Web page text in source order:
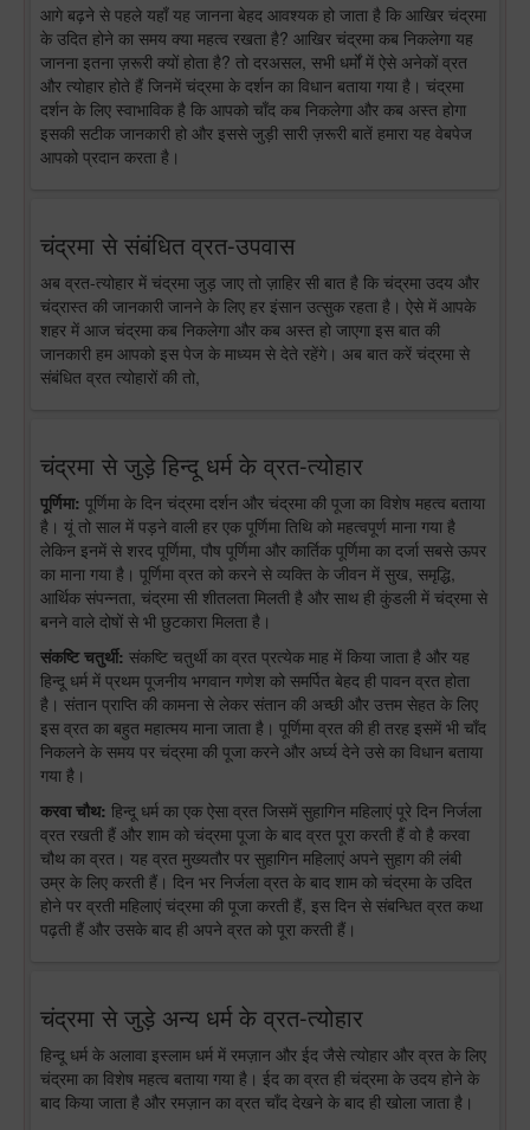
आगे बढ़ने से पहले यहाँ यह जानना बेहद आवश्यक हो जाता है कि आखिर चंद्रमा
के उदित होने का समय क्या महत्व रखता है? आखिर चंद्रमा कब निकलेगा यह
जानना इतना ज़रूरी क्यों होता है? तो दरअसल, सभी धर्मों में ऐसे अनेकों व्रत
और त्योहार होते हैं जिनमें चंद्रमा के दर्शन का विधान बताया गया है। चंद्रमा
दर्शन के लिए स्वाभाविक है कि आपको चाँद कब निकलेगा और कब अस्त होगा
इसकी सटीक जानकारी हो और इससे जुड़ी सारी ज़रूरी बातें हमारा यह वेबपेज
आपको प्रदान करता है।
चंद्रमा से संबंधित व्रत-उपवास
अब व्रत-त्योहार में चंद्रमा जुड़ जाए तो ज़ाहिर सी बात है कि चंद्रमा उदय और
चंद्रास्त की जानकारी जानने के लिए हर इंसान उत्सुक रहता है। ऐसे में आपके
शहर में आज चंद्रमा कब निकलेगा और कब अस्त हो जाएगा इस बात की
जानकारी हम आपको इस पेज के माध्यम से देते रहेंगे। अब बात करें चंद्रमा से
संबंधित व्रत त्योहारों की तो,
चंद्रमा से जुड़े हिन्दू धर्म के व्रत-त्योहार
पूर्णिमा: पूर्णिमा के दिन चंद्रमा दर्शन और चंद्रमा की पूजा का विशेष महत्व बताया
है। यूं तो साल में पड़ने वाली हर एक पूर्णिमा तिथि को महत्वपूर्ण माना गया है
लेकिन इनमें से शरद पूर्णिमा, पौष पूर्णिमा और कार्तिक पूर्णिमा का दर्जा सबसे ऊपर
का माना गया है। पूर्णिमा व्रत को करने से व्यक्ति के जीवन में सुख, समृद्धि,
आर्थिक संपन्नता, चंद्रमा सी शीतलता मिलती है और साथ ही कुंडली में चंद्रमा से
बनने वाले दोषों से भी छुटकारा मिलता है।
संकष्टि चतुर्थी: संकष्टि चतुर्थी का व्रत प्रत्येक माह में किया जाता है और यह
हिन्दू धर्म में प्रथम पूजनीय भगवान गणेश को समर्पित बेहद ही पावन व्रत होता
है। संतान प्राप्ति की कामना से लेकर संतान की अच्छी और उत्तम सेहत के लिए
इस व्रत का बहुत महात्मय माना जाता है। पूर्णिमा व्रत की ही तरह इसमें भी चाँद
निकलने के समय पर चंद्रमा की पूजा करने और अर्घ्य देने उसे का विधान बताया
गया है।
करवा चौथ: हिन्दू धर्म का एक ऐसा व्रत जिसमें सुहागिन महिलाएं पूरे दिन निर्जला
व्रत रखती हैं और शाम को चंद्रमा पूजा के बाद व्रत पूरा करती हैं वो है करवा
चौथ का व्रत। यह व्रत मुख्यतौर पर सुहागिन महिलाएं अपने सुहाग की लंबी
उम्र के लिए करती हैं। दिन भर निर्जला व्रत के बाद शाम को चंद्रमा के उदित
होने पर व्रती महिलाएं चंद्रमा की पूजा करती हैं, इस दिन से संबन्धित व्रत कथा
पढ़ती हैं और उसके बाद ही अपने व्रत को पूरा करती हैं।
चंद्रमा से जुड़े अन्य धर्म के व्रत-त्योहार
हिन्दू धर्म के अलावा इस्लाम धर्म में रमज़ान और ईद जैसे त्योहार और व्रत के लिए
चंद्रमा का विशेष महत्व बताया गया है। ईद का व्रत ही चंद्रमा के उदय होने के
बाद किया जाता है और रमज़ान का व्रत चाँद देखने के बाद ही खोला जाता है।